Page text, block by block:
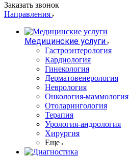
Заказать звонок
Направления
Медицинские услуги
Гастроэнтерология
Кардиология
Гинекология
Дерматовенерология
Неврология
Онкология-маммология
Отоларингология
Терапия
Урология-андрология
Хирургия
Еще